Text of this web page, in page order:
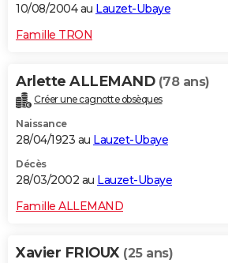
10/08/2004 au Lauzet-Ubaye
Famille TRON
Arlette ALLEMAND (78 ans)
Créer une cagnotte obsèques
Naissance
28/04/1923 au Lauzet-Ubaye
Décès
28/03/2002 au Lauzet-Ubaye
Famille ALLEMAND
Xavier FRIOUX (25 ans)